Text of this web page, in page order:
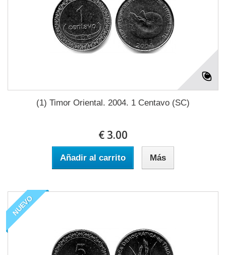
(1) Timor Oriental. 2004. 1 Centavo (SC)
€ 3.00
Añadir al carrito Más
NUEVO